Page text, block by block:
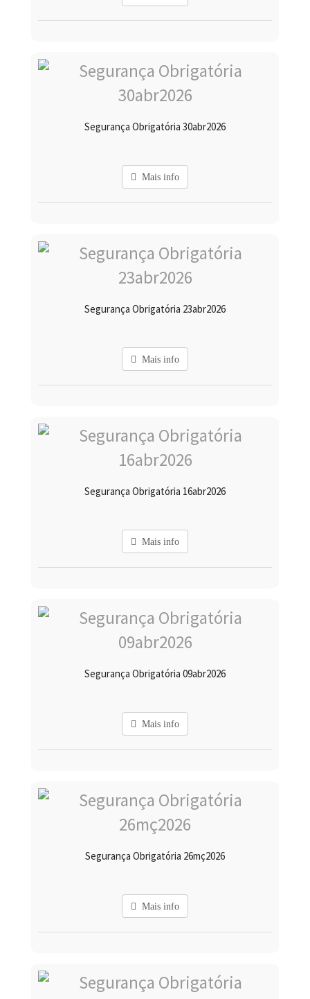
Segurança Obrigatória 30abr2026
Mais info
Segurança Obrigatória 23abr2026
Mais info
Segurança Obrigatória 16abr2026
Mais info
Segurança Obrigatória 09abr2026
Mais info
Segurança Obrigatória 26mç2026
Mais info